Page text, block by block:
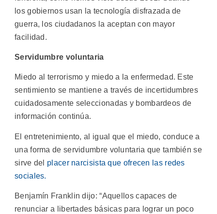
los gobiernos usan la tecnología disfrazada de
guerra, los ciudadanos la aceptan con mayor
facilidad.
Servidumbre voluntaria
Miedo al terrorismo y miedo a la enfermedad. Este
sentimiento se mantiene a través de incertidumbres
cuidadosamente seleccionadas y bombardeos de
información continúa.
El entretenimiento, al igual que el miedo, conduce a
una forma de servidumbre voluntaria que también se
sirve del placer narcisista que ofrecen las redes
sociales.
Benjamín Franklin dijo: “Aquellos capaces de
renunciar a libertades básicas para lograr un poco